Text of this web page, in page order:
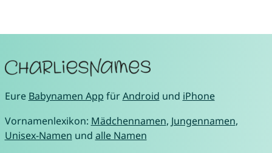
Eure Babynamen App fürAndroid und iPhone
Vornamenlexikon: Mädchennamen, Jungennamen,
Unisex-Namen und alle Namen